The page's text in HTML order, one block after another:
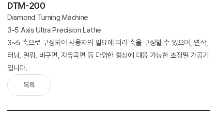
DTM-200
Diamond Turning Machine
3-5 Axis Ultra Precision Lathe
3~5 축으로 구성되어 사용자의 필요에 따라 축을 구성할 수 있으며, 연삭,
터닝, 밀링, 비구면, 자유곡면 등 다양한 형상에 대응 가능한 초정밀 가공기
입니다.
목록